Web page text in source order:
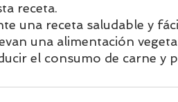
receta.
una receta saludable y
una alimentación
el consumo de carne y